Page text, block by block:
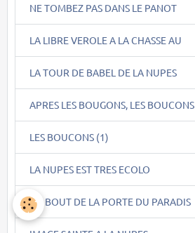
NE TOMBEZ PAS DANS LE PANOT
LA LIBRE VEROLE A LA CHASSE AU
LA TOUR DE BABEL DE LA NUPES
APRES LES BOUGONS, LES BOUCONS
LES BOUCONS (1)
LA NUPES EST TRES ECOLO
AU BOUT DE LA PORTE DU PARADIS